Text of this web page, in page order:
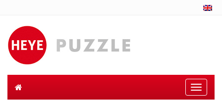
Toggle